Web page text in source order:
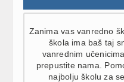
Zanima vas vanredno
škola ima baš taj
vanrednim
prepustite nama.
najbolju školu za